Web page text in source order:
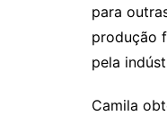
para
produção
pela
Camila